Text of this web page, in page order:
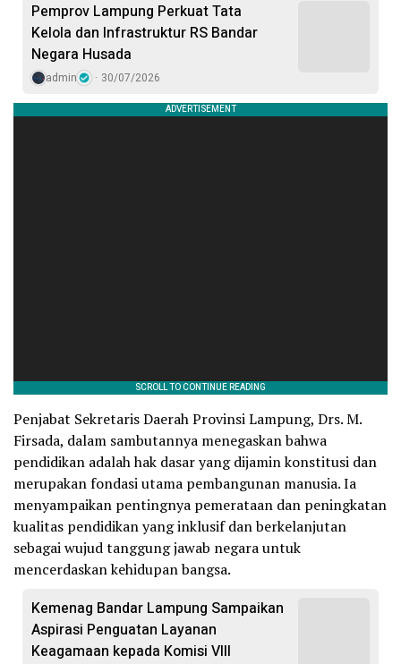
Pemprov Lampung Perkuat Tata
Kelola dan Infrastruktur RS Bandar
Negara Husada
admin 30/07/2026
Penjabat Sekretaris Daerah Provinsi Lampung, Drs. M.
Firsada, dalam sambutannya menegaskan bahwa
pendidikan adalah hak dasar yang dijamin konstitusi dan
merupakan fondasi utama pembangunan manusia. Ia
menyampaikan pentingnya pemerataan dan peningkatan
kualitas pendidikan yang inklusif dan berkelanjutan
sebagai wujud tanggung jawab negara untuk
mencerdaskan kehidupan bangsa.
Kemenag Bandar Lampung Sampaikan
Aspirasi Penguatan Layanan
Keagamaan kepada Komisi VIII